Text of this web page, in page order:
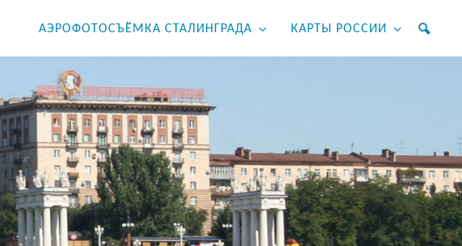
АЭРОФОТОСЪЁМКА СТАЛИНГРАДА КАРТЫ РОССИИ